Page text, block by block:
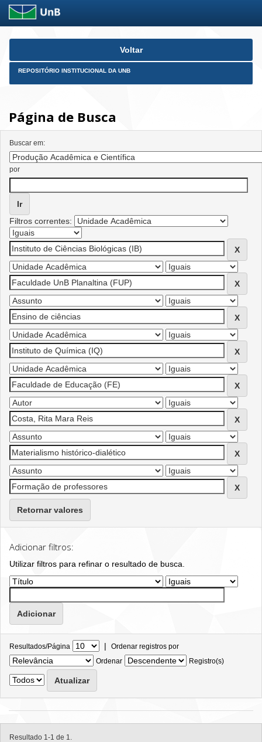
Skip
Voltar
REPOSITÓRIO INSTITUCIONAL DA UNB
Página de Busca
Buscar em:
por
Filtros correntes:
Retornar valores
Adicionar filtros:
Utilizar filtros para refinar o resultado de busca.
Resultados/Página | Ordenar registros por
Ordenar
Registro(s)
Resultado 1-1 de 1.